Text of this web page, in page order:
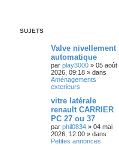
SUJETS
Valve nivellement
automatique
par play3000 » 05 août
2026, 09:18 » dans
Aménagements
exterieurs
vitre latérale
renault CARRIER
PC 27 ou 37
par phil0834 » 04 mai
2026, 12:00 » dans
Petites annonces